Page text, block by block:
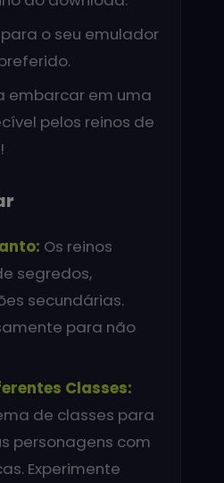
para o seu emulador
embarcar em uma
pelos reinos de
Os reinos
segredos,
secundárias.
para não
Classes:
de classes para
personagens com
Experimente